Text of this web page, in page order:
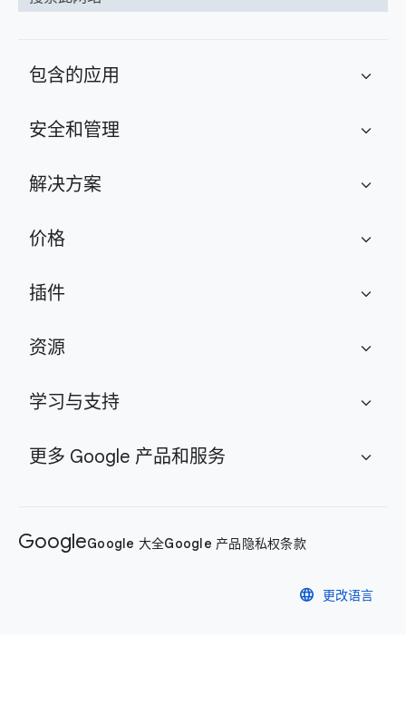
包含的应用 expand_more
安全和管理 expand_more
解决方案 expand_more
价格 expand_more
插件 expand_more
资源 expand_more
学习与支持 expand_more
更多 Google 产品和服务 expand_more
GoogleGoogle 大全Google 产品隐私权条款
language 更改语言